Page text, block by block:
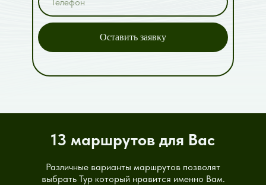
Оставить заявку
13 маршрутов для Вас
Различные варианты маршрутов позволят
выбрать Тур который нравится именно Вам.